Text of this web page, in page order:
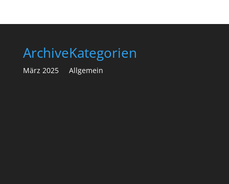
Archive
März 2025
Kategorien
Allgemein